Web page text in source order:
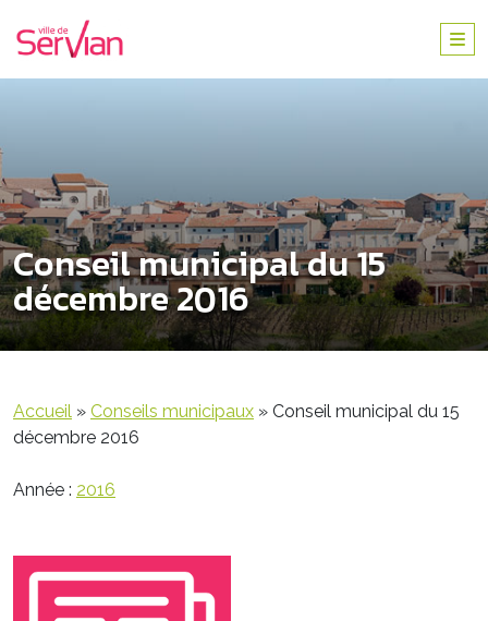
Conseil municipal du 15
décembre 2016
Accueil » Conseils municipaux » Conseil municipal du 15
décembre 2016
Année : 2016